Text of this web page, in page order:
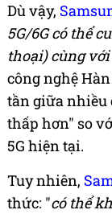
Dù vậy,
5G/6G có thể
thoại) cùng
công nghệ
tần giữa nhiều
thấp hơn" so
5G hiện tại.
Tuy nhiên,
thức: "có thể